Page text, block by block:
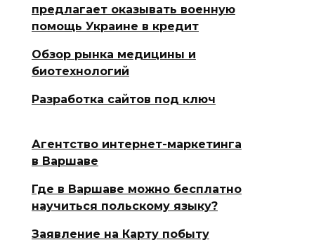
предлагает оказывать военную
помощь Украине в кредит
Обзор рынка медицины и
биотехнологий
Разработка сайтов под ключ
Агентство интернет-маркетинга
в Варшаве
Где в Варшаве можно бесплатно
научиться польскому языку?
Заявление на Карту побыту